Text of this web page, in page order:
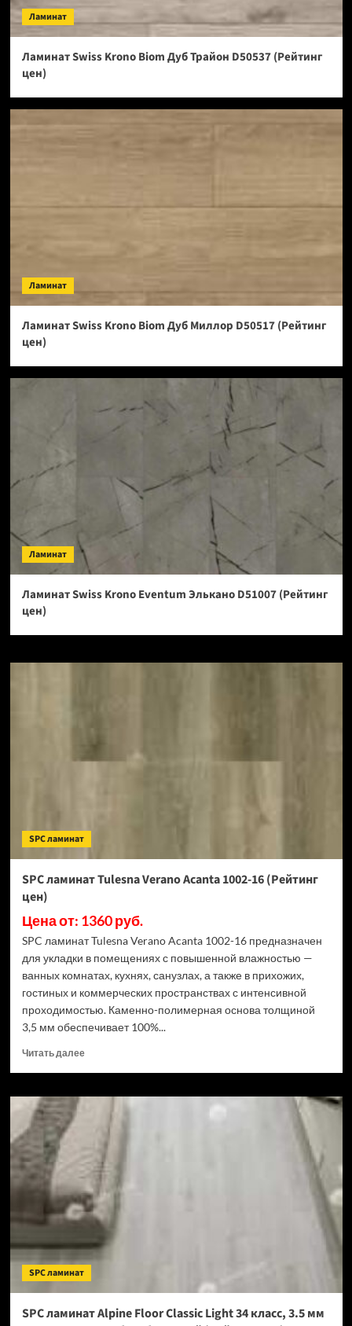
Ламинат
Ламинат Swiss Krono Biom Дуб Трайон D50537 (Рейтинг
цен)
Ламинат
Ламинат Swiss Krono Biom Дуб Миллор D50517 (Рейтинг
цен)
Ламинат
Ламинат Swiss Krono Eventum Элькано D51007 (Рейтинг
цен)
SPC ламинат
SPC ламинат Tulesna Verano Acanta 1002-16 (Рейтинг
цен)
Цена от: 1360 руб.
SPC ламинат Tulesna Verano Acanta 1002-16 предназначен
для укладки в помещениях с повышенной влажностью —
ванных комнатах, кухнях, санузлах, а также в прихожих,
гостиных и коммерческих пространствах с интенсивной
проходимостью. Каменно-полимерная основа толщиной
3,5 мм обеспечивает 100%...
Читать далееПрочитать
SPC
Verano
Acanta
1002-
(Рейтинг
цен)
SPC ламинат
SPC ламинат Alpine Floor Classic Light 34 класс, 3.5 мм